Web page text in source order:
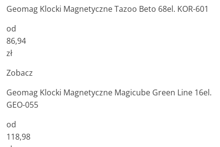
Geomag Klocki Magnetyczne Tazoo Beto 68el. KOR-601
od
86,94
zł
Zobacz
Geomag Klocki Magnetyczne Magicube Green Line 16el.
GEO-055
od
118,98